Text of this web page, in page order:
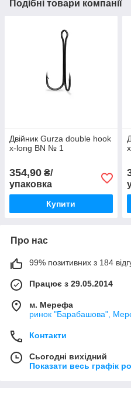
Подібні товари компанії
Двійник Gurza double hook
x-long BN № 1
354,90 ₴/
упаковка
Купити
Про нас
99% позитивних з 184
Працює з 29.05.2014
м. Мерефа
ринок "Барабашова",
Контакти
Сьогодні вихідний
Показати весь графік